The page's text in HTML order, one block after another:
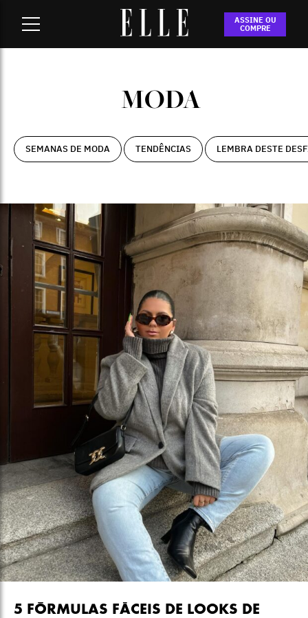
ASSINE OU
COMPRE
MODA
SEMANAS DE MODA TENDÊNCIAS LEMBRA DESTE
5 FÓRMULAS FÁCEIS DE LOOKS DE